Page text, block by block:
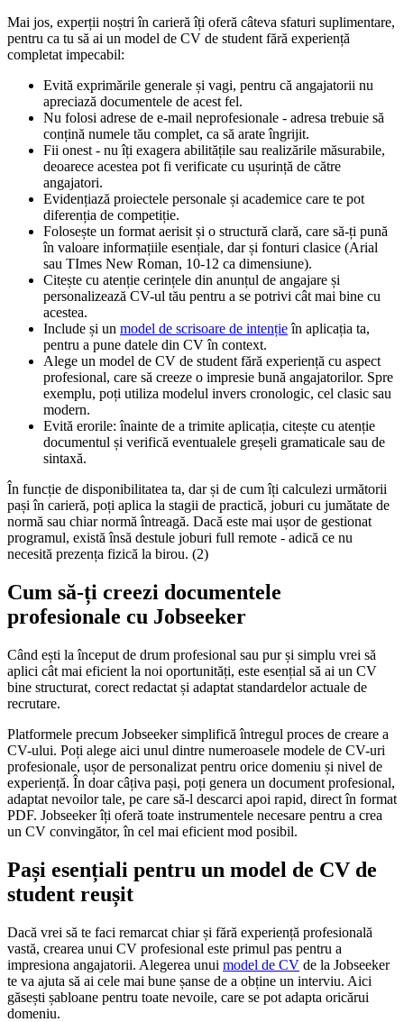
Mai jos, experții noștri în carieră îți oferă câteva sfaturi suplimentare,
pentru ca tu să ai un model de CV de student fără experiență
completat impecabil:
Evită exprimările generale și vagi, pentru că angajatorii nu
apreciază documentele de acest fel.
Nu folosi adrese de e-mail neprofesionale - adresa trebuie să
conțină numele tău complet, ca să arate îngrijit.
Fii onest - nu îți exagera abilitățile sau realizările măsurabile,
deoarece acestea pot fi verificate cu ușurință de către
angajatori.
Evidențiază proiectele personale și academice care te pot
diferenția de competiție.
Folosește un format aerisit și o structură clară, care să-ți pună
în valoare informațiile esențiale, dar și fonturi clasice (Arial
sau TImes New Roman, 10-12 ca dimensiune).
Citește cu atenție cerințele din anunțul de angajare și
personalizează CV-ul tău pentru a se potrivi cât mai bine cu
acestea.
Include și un model de scrisoare de intențieîn aplicația ta,
pentru a pune datele din CV în context.
Alege un model de CV de student fără experiență cu aspect
profesional, care să creeze o impresie bună angajatorilor. Spre
exemplu, poți utiliza modelul invers cronologic, cel clasic sau
modern.
Evită erorile: înainte de a trimite aplicația, citește cu atenție
documentul și verifică eventualele greșeli gramaticale sau de
sintaxă.
În funcție de disponibilitatea ta, dar și de cum îți calculezi următorii
pași în carieră, poți aplica la stagii de practică, joburi cu jumătate de
normă sau chiar normă întreagă. Dacă este mai ușor de gestionat
programul, există însă destule joburi full remote - adică ce nu
necesită prezența fizică la birou. (2)
Cum să-ți creezi documentele
profesionale cu Jobseeker
Când ești la început de drum profesional sau pur și simplu vrei să
aplici cât mai eficient la noi oportunități, este esențial să ai un CV
bine structurat, corect redactat și adaptat standardelor actuale de
recrutare.
Platformele precum Jobseeker simplifică întregul proces de creare a
CV-ului. Poți alege aici unul dintre numeroasele modele de CV-uri
profesionale, ușor de personalizat pentru orice domeniu și nivel de
experiență. În doar câțiva pași, poți genera un document profesional,
adaptat nevoilor tale, pe care să-l descarci apoi rapid, direct în format
PDF. Jobseeker îți oferă toate instrumentele necesare pentru a crea
un CV convingător, în cel mai eficient mod posibil.
Pași esențiali pentru un model de CV de
student reușit
Dacă vrei să te faci remarcat chiar și fără experiență profesională
vastă, crearea unui CV profesional este primul pas pentru a
impresiona angajatorii. Alegerea unui model de CV de la Jobseeker
te va ajuta să ai cele mai bune șanse de a obține un interviu. Aici
găsești șabloane pentru toate nevoile, care se pot adapta oricărui
domeniu.